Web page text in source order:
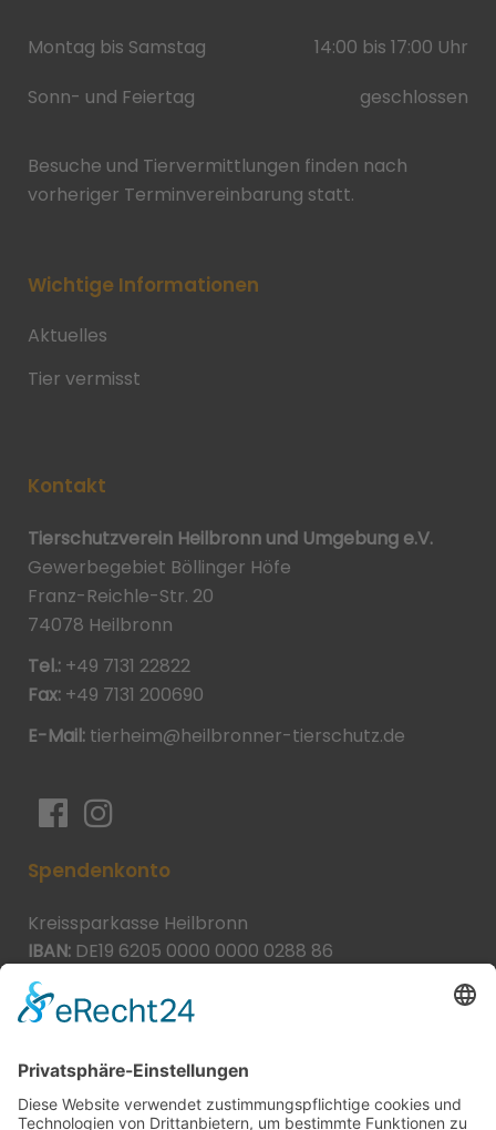
Montag bis Samstag
14:00 bis 17:00 Uhr
Sonn- und Feiertag
geschlossen
Besuche und Tiervermittlungen finden nach
vorheriger Terminvereinbarung statt.
Wichtige Informationen
Aktuelles
Tier vermisst
Kontakt
Tierschutzverein Heilbronn und Umgebung e.V.
Gewerbegebiet Böllinger Höfe
Franz-Reichle-Str. 20
74078 Heilbronn
Tel.: +49 7131 22822
Fax: +49 7131 200690
E-Mail: tierheim@heilbronner-tierschutz.de
Spendenkonto
Kreissparkasse Heilbronn
IBAN: DE19 6205 0000 0000 0288 86
BIC:
Spende direkt via PayPal
JETZT SPENDEN